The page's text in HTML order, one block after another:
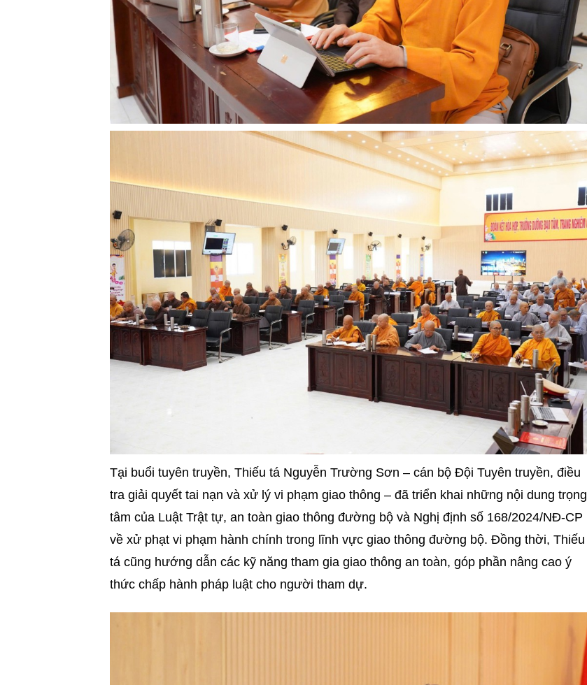
Tại buổi tuyên truyền, Thiếu tá Nguyễn Trường Sơn – cán bộ Đội Tuyên truyền, điều
tra giải quyết tai nạn và xử lý vi phạm giao thông – đã triển khai những nội dung trọng
tâm của Luật Trật tự, an toàn giao thông đường bộ và Nghị định số 168/2024/NĐ-CP
về xử phạt vi phạm hành chính trong lĩnh vực giao thông đường bộ. Đồng thời, Thiếu
tá cũng hướng dẫn các kỹ năng tham gia giao thông an toàn, góp phần nâng cao ý
thức chấp hành pháp luật cho người tham dự.